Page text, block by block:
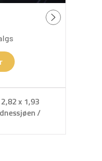
x 1,93
/